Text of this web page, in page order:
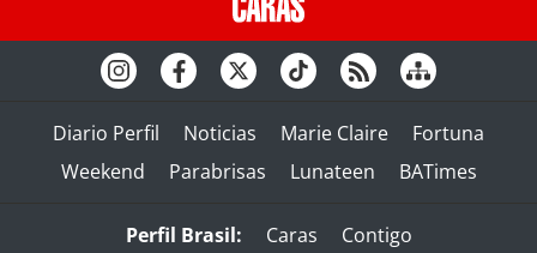
Diario Perfil Noticias Marie Claire
Fortuna
Weekend
Parabrisas Lunateen BATimes
Perfil Brasil: Caras
Contigo